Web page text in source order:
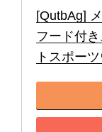
[QutbAg]
フード付
トスポー